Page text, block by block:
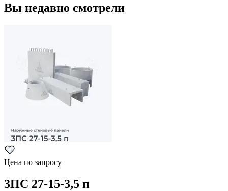
Вы недавно смотрели
Цена по запросу
3ПС 27-15-3,5 п